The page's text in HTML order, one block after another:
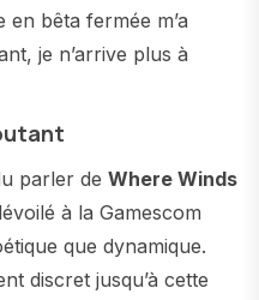
en bêta fermée m’a
je n’arrive plus à
parler de Where Winds
à la Gamescom
que dynamique.
discret jusqu’à cette